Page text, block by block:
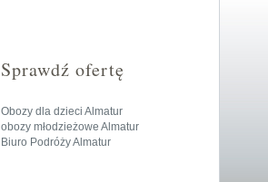
Sprawdź ofertę
Obozy dla dzieci Almatur
obozy młodzieżowe Almatur
Biuro Podróży Almatur